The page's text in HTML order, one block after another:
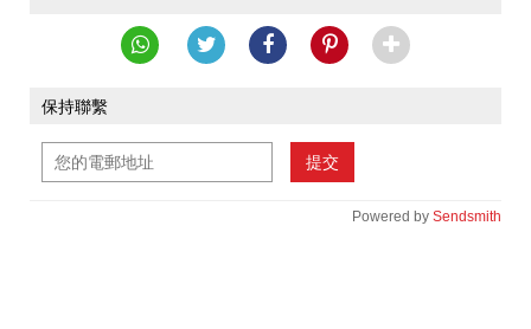
保持聯繫
提交
Powered by Sendsmith